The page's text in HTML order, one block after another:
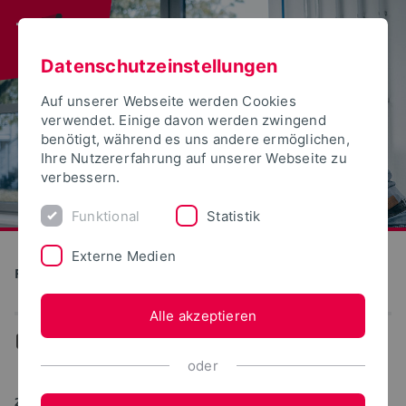
Produktion und Technik
... News-Archiv
24.06.2025
Datenschutzeinstellungen
Auf unserer Webseite werden Cookies
verwendet. Einige davon werden zwingend
benötigt, während es uns andere ermöglichen,
Ihre Nutzererfahrung auf unserer Webseite zu
verbessern.
Funktional Statistik
Externe Medien
Alle akzeptieren
oder